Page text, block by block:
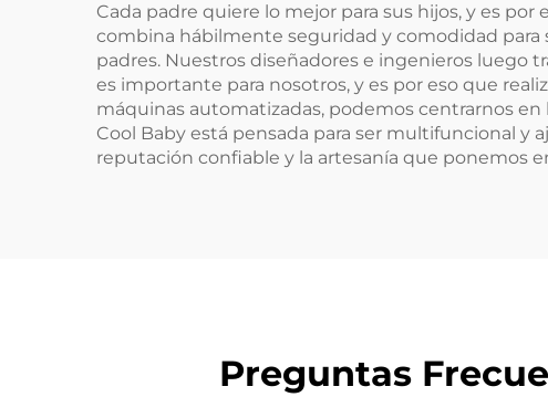
Cada padre quiere lo mejor para sus hijos, y es
combina hábilmente seguridad y comodidad
padres. Nuestros diseñadores e ingenieros luego
es importante para nosotros, y es por eso que
máquinas automatizadas, podemos centrarnos
Cool Baby está pensada para ser multifuncional y
reputación confiable y la artesanía que ponemos
Preguntas